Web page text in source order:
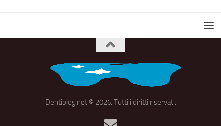
Dentiblog.net © 2026. Tutti i diritti riservati.